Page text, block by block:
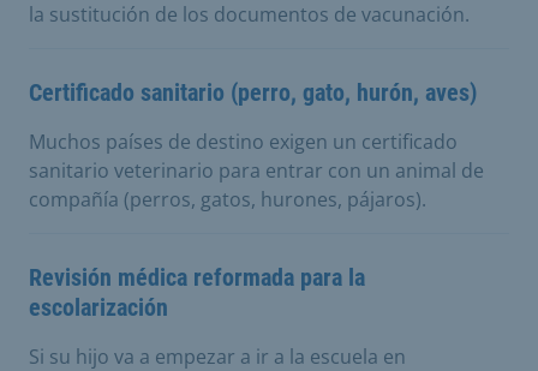
la sustitución de los documentos de vacunación.
Certificado sanitario (perro, gato, hurón, aves)
Muchos países de destino exigen un certificado
sanitario veterinario para entrar con un animal de
compañía (perros, gatos, hurones, pájaros).
Revisión médica reformada para la
escolarización
Si su hijo va a empezar a ir a la escuela en